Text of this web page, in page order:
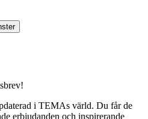
i TEMAs värld. Du får de
erbjudanden och inspirerande